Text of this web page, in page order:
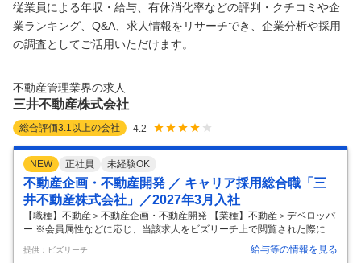
従業員による年収・給与、有休消化率などの評判・クチコミや企
業ランキング、Q&A、求人情報をリサーチでき、企業分析や採用
の調査としてご活用いただけます。
不動産管理業界の求人
三井不動産株式会社
総合評価3.1 以上の会社 4.2
NEW 正社員 未経験OK
不動産企画・不動産開発 ／ キャリア採用総合職「三
井不動産株式会社」／2027年3月入社
【職種】不動産＞不動産企画・不動産開発 【業種】不動産＞デベロッパ
ー ※会員属性などに応じ、当該求人をビズリーチ上で閲覧された際に内
容が異なる場合があります ■仕事内容 下記の企画・開発・営業・運営な
らびにコーポレート（総務・経理・広報・人事・DXほか）等の業務に従
提供：ビズリーチ 給与等の情報を見る